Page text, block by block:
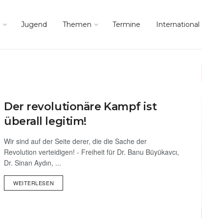
Jugend Themen Termine International
Der revolutionäre Kampf ist
überall legitim!
Wir sind auf der Seite derer, die die Sache der
Revolution verteidigen! - Freiheit für Dr. Banu Büyükavcı,
Dr. Sinan Aydın, ...
WEITERLESEN